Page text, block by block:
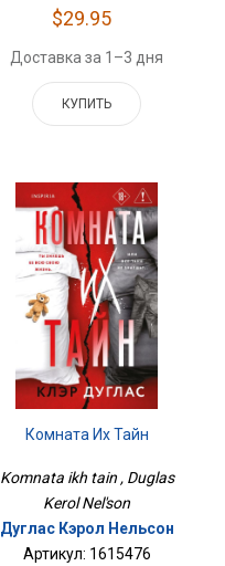
$29.95
Доставка за 1–3 дня
КУПИТЬ
Комната Их Тайн
Komnata ikh tain , Duglas
Kerol Nel'son
Дуглас Кэрол Нельсон
Артикул: 1615476